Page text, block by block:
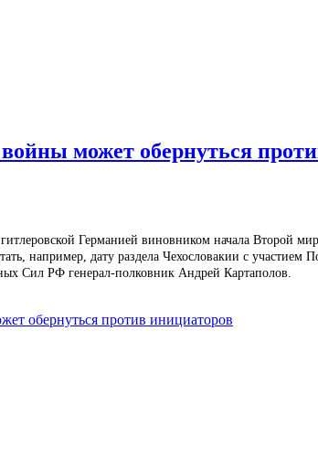
может обернуться
Германией виновником начала Второй
например, дату раздела Чехословакии с участием
Сил РФ генерал-полковник Андрей Картаполов.
обернуться против инициаторов